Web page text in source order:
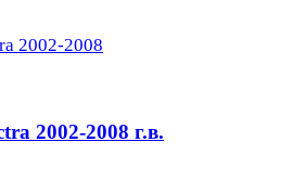
2002-2008 г.в.